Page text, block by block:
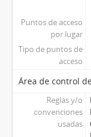
Puntos de acceso
por lugar
Tipo de puntos de
acceso
Área de control
Reglas y/o
convenciones
usadas